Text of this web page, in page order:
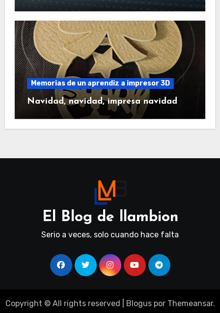
Memorias de un aprendiz a impresor 3D
Navidad, navidad, impresa navidad
El Blog de llambion
Serio a veces, solo cuando hace falta
Copyright © All rights reserved Bloguspor Themeansar.